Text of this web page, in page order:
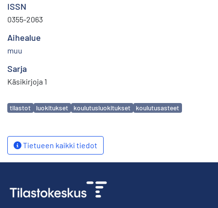
ISSN
0355-2063
Aihealue
muu
Sarja
Käsikirjoja 1
Avainsanat
tilastot luokitukset koulutusluokitukset koulutusasteet
Tietueen kaikki tiedot